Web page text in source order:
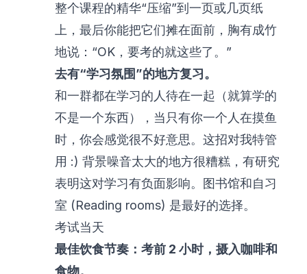
整个课程的精华“压缩”到一页或几页纸
上，最后你能把它们摊在面前，胸有成竹
地说：“OK，要考的就这些了。”
去有“学习氛围”的地方复习。
和一群都在学习的人待在一起（就算学的
不是一个东西），当只有你一个人在摸鱼
时，你会感觉很不好意思。这招对我特管
用 :) 背景噪音太大的地方很糟糕，有研究
表明这对学习有负面影响。图书馆和自习
室 (Reading rooms) 是最好的选择。
考试当天
最佳饮食节奏：考前 2 小时，摄入咖啡和
食物。